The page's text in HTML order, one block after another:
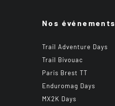
Nos événements
Trail Adventure Days
Trail Bivouac
Paris Brest TT
Enduromag Days
MX2K Days